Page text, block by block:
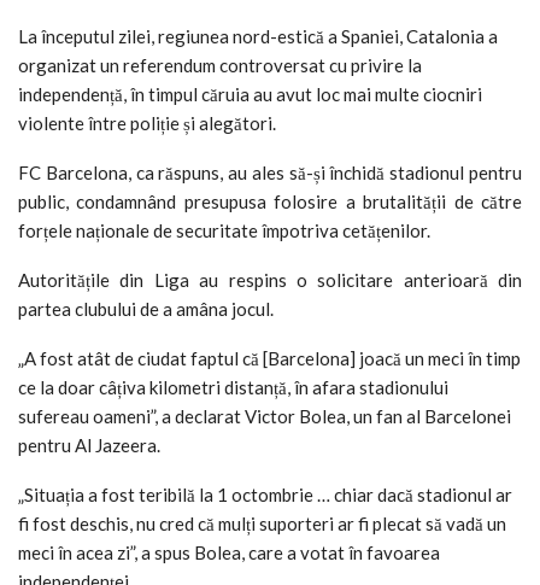
La începutul zilei, regiunea nord-estică a Spaniei, Catalonia a
organizat un referendum controversat cu privire la
independență, în timpul căruia au avut loc mai multe ciocniri
violente între poliție și alegători.
FC Barcelona, ca răspuns, au ales să-și închidă stadionul pentru
public, condamnând presupusa folosire a brutalității de către
forțele naționale de securitate împotriva cetățenilor.
Autoritățile din Liga au respins o solicitare anterioară din
partea clubului de a amâna jocul.
„A fost atât de ciudat faptul că [Barcelona] joacă un meci în timp
ce la doar câțiva kilometri distanță, în afara stadionului
sufereau oameni”, a declarat Victor Bolea, un fan al Barcelonei
pentru Al Jazeera.
„Situația a fost teribilă la 1 octombrie … chiar dacă stadionul ar
fi fost deschis, nu cred că mulți suporteri ar fi plecat să vadă un
meci în acea zi”, a spus Bolea, care a votat în favoarea